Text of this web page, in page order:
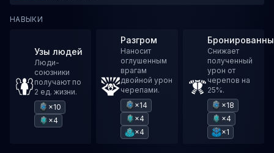
НАВЫКИ
Узы людей
Люди-
союзники
получают по
2 ед. жизни.
×10
×4
Разгром
Наносит
оглушенным
врагам
двойной урон
черепами.
×14
×4
×4
Снижает
полученный
урон от
черепов на
25%.
×18
×4
×1